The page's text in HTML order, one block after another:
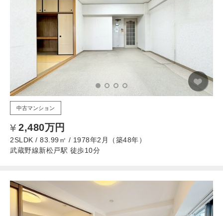
中古マンション
2,480万円
2SLDK / 83.99㎡ / 1978年2月（築48年）
武蔵野線新松戸駅 徒歩10分